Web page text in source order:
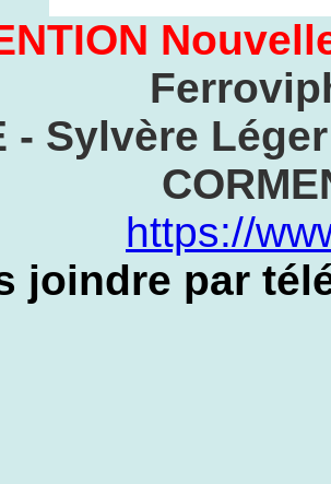
- Sylvère
https://
joindre par